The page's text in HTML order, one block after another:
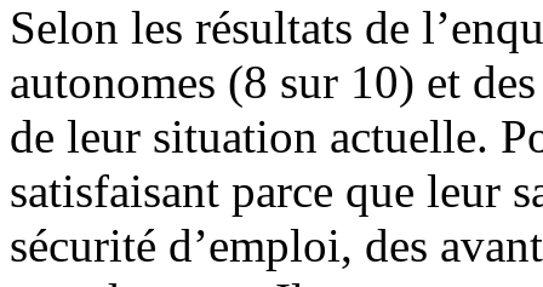
Selon les résultats de
autonomes (8 sur 10) et
de leur situation actuelle.
satisfaisant parce que leur
sécurité d’emploi, des